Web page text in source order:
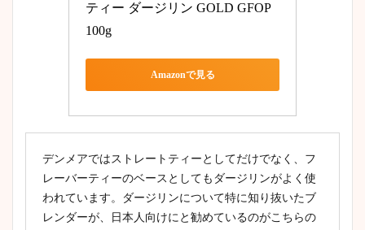
ティー ダージリン GOLD GFOP
100g
Amazonで見る
デンメアではストレートティーとしてだけでなく、フ
レーバーティーのベースとしてもダージリンがよく使
われています。ダージリンについて特に知り抜いたブ
レンダーが、日本人向けにと勧めているのがこちらの